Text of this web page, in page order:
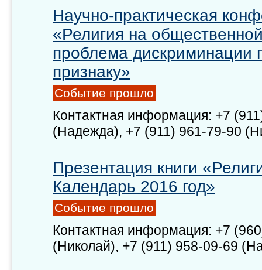
Научно-практическая
«Религия на
проблема дискриминации
признаку»
Событие прошло
Контактная информация: +7
(Надежда), +7 (911) 961-79-90
Презентация книги
Календарь 2016 год»
Событие прошло
Контактная информация: +7
(Николай), +7 (911) 958-09-69